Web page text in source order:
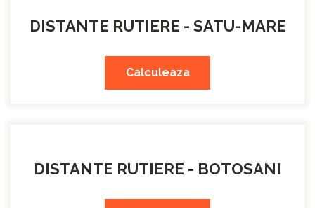
DISTANTE RUTIERE - SATU-MARE
Calculeaza
DISTANTE RUTIERE - BOTOSANI